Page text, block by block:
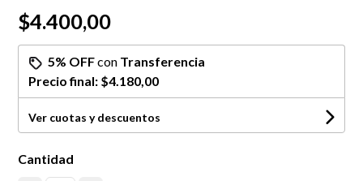
$4.400,00
5% OFFcon Transferencia
Precio final: $4.180,00
Ver cuotas y descuentos
Cantidad